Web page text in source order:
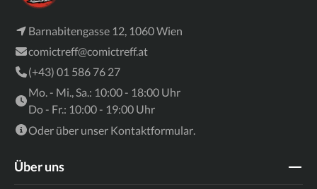
Barnabitengasse 12, 1060 Wien
comictreff@comictreff.at
(+43) 01 586 76 27
Mo. - Mi., Sa.: 10:00 - 18:00 Uhr
Do - Fr.: 10:00 - 19:00 Uhr
Oder über unser Kontaktformular
Über uns